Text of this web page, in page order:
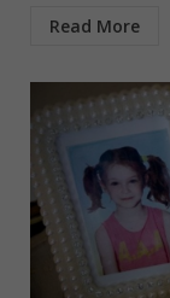
Read More